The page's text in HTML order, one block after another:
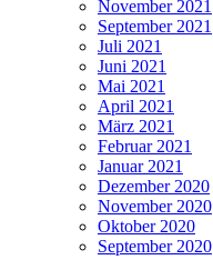
November 2021
September 2021
Juli 2021
Juni 2021
Mai 2021
April 2021
März 2021
Februar 2021
Januar 2021
Dezember 2020
November 2020
Oktober 2020
September 2020